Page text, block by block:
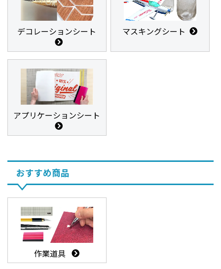
デコレーションシート マスキングシート
アプリケーションシート
おすすめ商品
作業道具